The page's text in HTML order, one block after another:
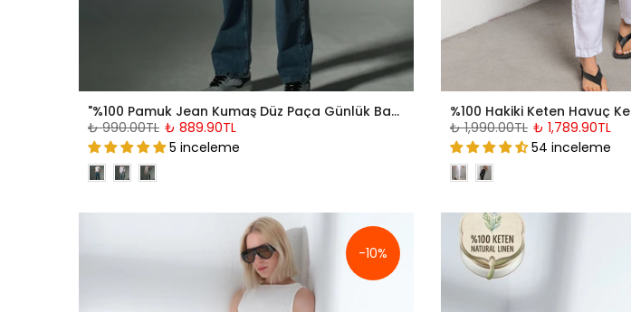
"%100 Pamuk Jean Kumaş Düz Paça Günlük Baggy Erkek Pantolon @Mantova
₺ 990.00TL ₺ 889.90TL
5 inceleme
₺ 1,990.00TL ₺ 1,789.90TL
54 inceleme
-10%